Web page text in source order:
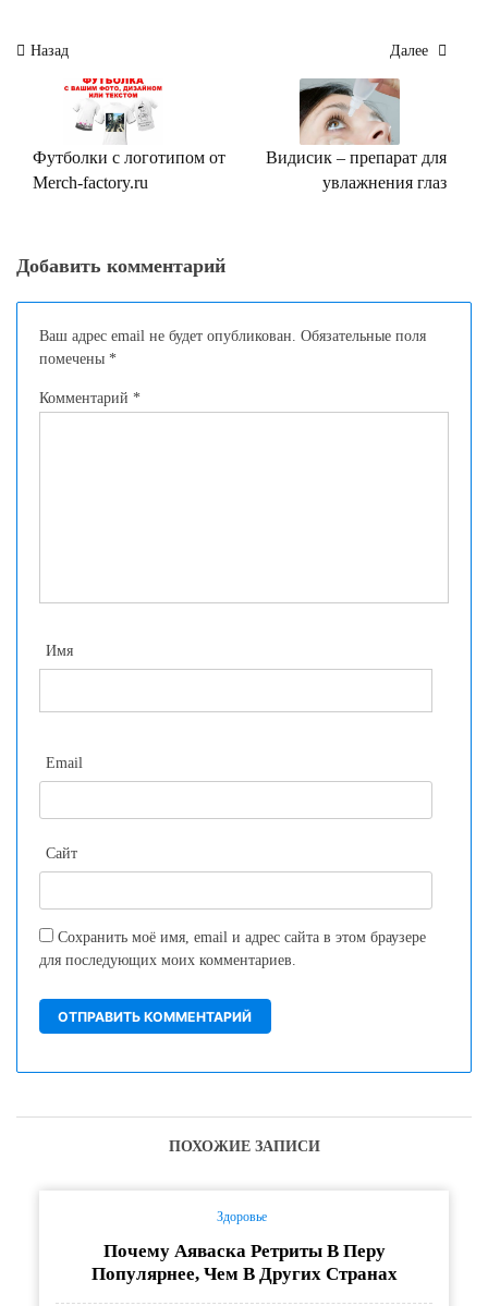
Навигация
записям
Назад
Футболки с логотипом от
Merch-factory.ru
Далее
Видисик – препарат для
увлажнения глаз
Добавить комментарий
Ваш адрес email не будет опубликован. Обязательные поля
помечены *
Комментарий *
Имя
Email
Сайт
Сохранить моё имя, email и адрес сайта в этом браузере
для последующих моих комментариев.
ПОХОЖИЕ ЗАПИСИ
Здоровье
Почему Аяваска Ретриты В Перу
Популярнее, Чем В Других Странах